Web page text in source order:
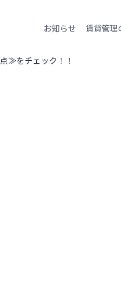
お知らせ 賃貸管理
≫をチェック！！